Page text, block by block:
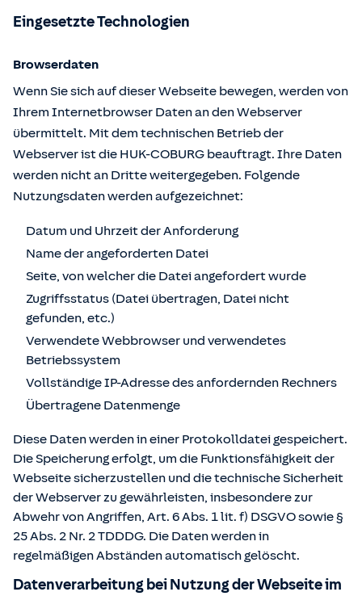
Eingesetzte Technologien
Browserdaten
Wenn Sie sich auf dieser Webseite bewegen, werden von
Ihrem Internetbrowser Daten an den Webserver
übermittelt. Mit dem technischen Betrieb der
Webserver ist die HUK-COBURG beauftragt. Ihre Daten
werden nicht an Dritte weitergegeben. Folgende
Nutzungsdaten werden aufgezeichnet:
Datum und Uhrzeit der Anforderung
Name der angeforderten Datei
Seite, von welcher die Datei angefordert wurde
Zugriffsstatus (Datei übertragen, Datei nicht
gefunden, etc.)
Verwendete Webbrowser und verwendetes
Betriebssystem
Vollständige IP-Adresse des anfordernden Rechners
Übertragene Datenmenge
Diese Daten werden in einer Protokolldatei gespeichert.
Die Speicherung erfolgt, um die Funktionsfähigkeit der
Webseite sicherzustellen und die technische Sicherheit
der Webserver zu gewährleisten, insbesondere zur
Abwehr von Angriffen, Art. 6 Abs. 1 lit. f) DSGVO sowie §
25 Abs. 2 Nr. 2 TDDDG. Die Daten werden in
regelmäßigen Abständen automatisch gelöscht.
Datenverarbeitung bei Nutzung der Webseite im